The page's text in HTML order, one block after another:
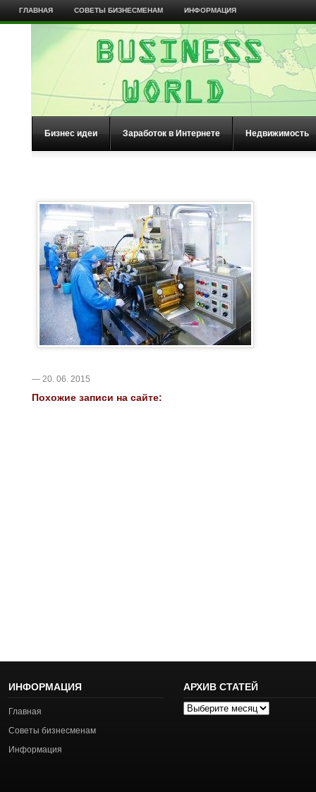
ГЛАВНАЯ СОВЕТЫ БИЗНЕСМЕНАМ ИНФОРМАЦИЯ
Бизнес идеи Заработок в Интернете Недвижимость
— 20. 06. 2015
Похожие записи на сайте:
ИНФОРМАЦИЯ
Главная
Советы бизнесменам
Информация
АРХИВ СТАТЕЙ
Архив